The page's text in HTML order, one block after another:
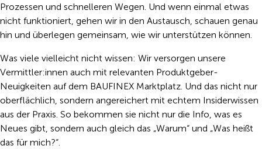
Prozessen und schnelleren Wegen. Und wenn einmal etwas
nicht funktioniert, gehen wir in den Austausch, schauen genau
hin und überlegen gemeinsam, wie wir unterstützen können.
Was viele vielleicht nicht wissen: Wir versorgen unsere
Vermittler:innen auch mit relevanten Produktgeber-
Neuigkeiten auf dem BAUFINEX Marktplatz. Und das nicht nur
oberflächlich, sondern angereichert mit echtem Insiderwissen
aus der Praxis. So bekommen sie nicht nur die Info, was es
Neues gibt, sondern auch gleich das „Warum“ und „Was heißt
das für mich?“.